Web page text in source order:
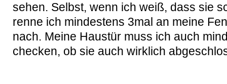
sehen. Selbst, wenn ich weiß, dass sie
renne ich mindestens 3mal an meine
nach. Meine Haustür muss ich auch
checken, ob sie auch wirklich